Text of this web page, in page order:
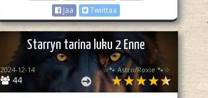
Jaa
Twiittaa
Starryn tarina luku 2 Enne
44
2024-12-14 ☆🐾 Astro/Roxie 🐾☆